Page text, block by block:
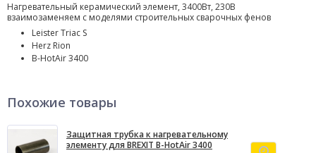
Hагревательный керамический элемент, 3400Вт, 230В
взаимозаменяем с моделями строительных сварочных фенов
Leister Triac S
Herz Rion
B-HotAir 3400
Похожие товары
Защитная трубка к нагревательному
элементу для BREXIT B-HotAir 3400